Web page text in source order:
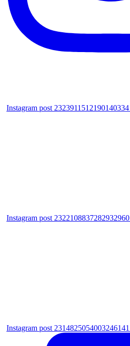
Instagram post
Instagram post
Instagram post